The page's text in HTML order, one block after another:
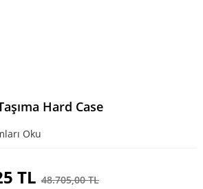
Hard Case
Oku
TL 48.705,00 TL